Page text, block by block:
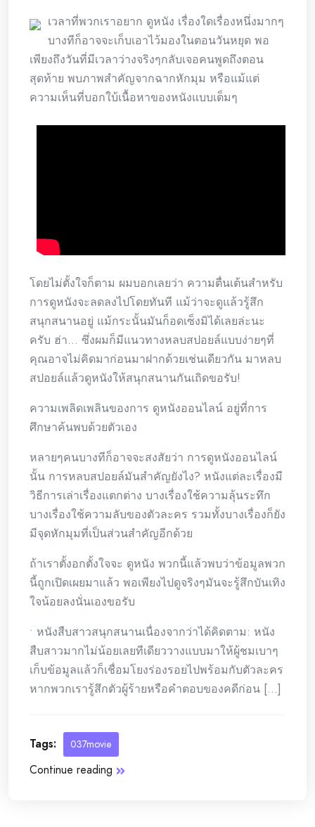
เวลาที่พวกเราอยาก ดูหนัง เรื่องใดเรื่องหนึ่งมากๆ
บางทีก็อาจจะเก็บเอาไว้มองในตอนวันหยุด พอ
เพียงถึงวันที่มีเวลาว่างจริงๆกลับเจอคนพูดถึงตอน
สุดท้าย พบภาพสำคัญจากฉากหักมุม หรือแม้แต่
ความเห็นที่บอกใบ้เนื้อหาของหนังแบบเต็มๆ
โดยไม่ตั้งใจก็ตาม ผมบอกเลยว่า ความตื่นเต้นสำหรับ
การดูหนังจะลดลงไปโดยทันที แม้ว่าจะดูแล้วรู้สึก
สนุกสนานอยู่ แม้กระนั้นมันก็อดเซ็งมิได้เลยล่ะนะ
ครับ ฮ่า… ซึ่งผมก็มีแนวทางหลบสปอยล์แบบง่ายๆที่
คุณอาจไม่คิดมาก่อนมาฝากด้วยเช่นเดียวกัน มาหลบ
สปอยล์แล้วดูหนังให้สนุกสนานกันเถิดขอรับ!
ความเพลิดเพลินของการ ดูหนังออนไลน์ อยู่ที่การ
ศึกษาค้นพบด้วยตัวเอง
หลายๆคนบางทีก็อาจจะสงสัยว่า การดูหนังออนไลน์
นั้น การหลบสปอยล์มันสำคัญยังไง? หนังแต่ละเรื่องมี
วิธีการเล่าเรื่องแตกต่าง บางเรื่องใช้ความลุ้นระทึก
บางเรื่องใช้ความลับของตัวละคร รวมทั้งบางเรื่องก็ยัง
มีจุดหักมุมที่เป็นส่วนสำคัญอีกด้วย
ถ้าเราตั้งอกตั้งใจจะ ดูหนัง พวกนี้แล้วพบว่าข้อมูลพวก
นี้ถูกเปิดเผยมาแล้ว พอเพียงไปดูจริงๆมันจะรู้สึกบันเทิง
ใจน้อยลงนั่นเองขอรับ
• หนังสืบสาวสนุกสนานเนื่องจากว่าได้คิดตาม: หนัง
สืบสาวมากไม่น้อยเลยทีเดียววางแบบมาให้ผู้ชมเบาๆ
เก็บข้อมูลแล้วก็เชื่อมโยงร่องรอยไปพร้อมกับตัวละคร
หากพวกเรารู้สึกตัวผู้ร้ายหรือคำตอบของคดีก่อน [...]
Tags: 037movie
Continue reading